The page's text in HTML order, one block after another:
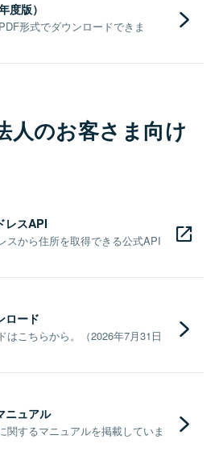
度版）
形式でダウンロードできま
人のお客さま向け
レスAPI
スから住所を取得できる公式API
ロード
はこちらから。（2026年7月31日
ニュアル
関するマニュアルを掲載していま